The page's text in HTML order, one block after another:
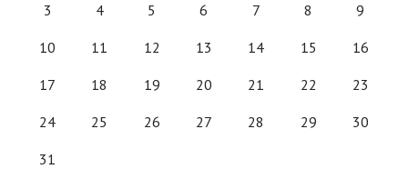
3 4 5 6 7 8 9
10 11 12 13 14 15 16
17 18 19 20 21 22 23
24 25 26 27 28 29 30
31